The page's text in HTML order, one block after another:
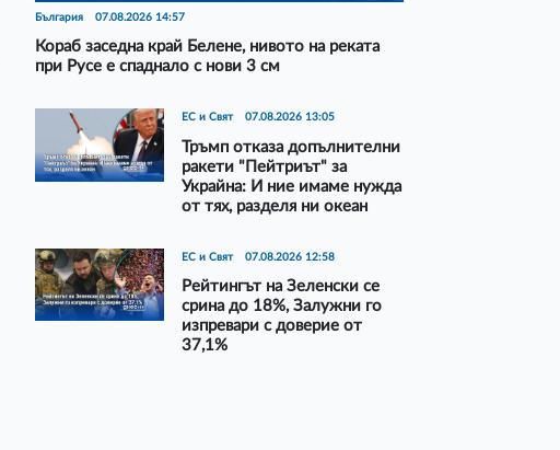
България 07.08.2026 14:57
Кораб заседна край Белене, нивото на реката
при Русе е спаднало с нови 3 см
ЕС и Свят 07.08.2026 13:05
Тръмп отказа допълнителни
ракети "Пейтриът" за
Украйна: И ние имаме нужда
от тях, разделя ни океан
ЕС и Свят 07.08.2026 12:58
Рейтингът на Зеленски се
срина до 18%, Залужни го
изпревари с доверие от
37,1%